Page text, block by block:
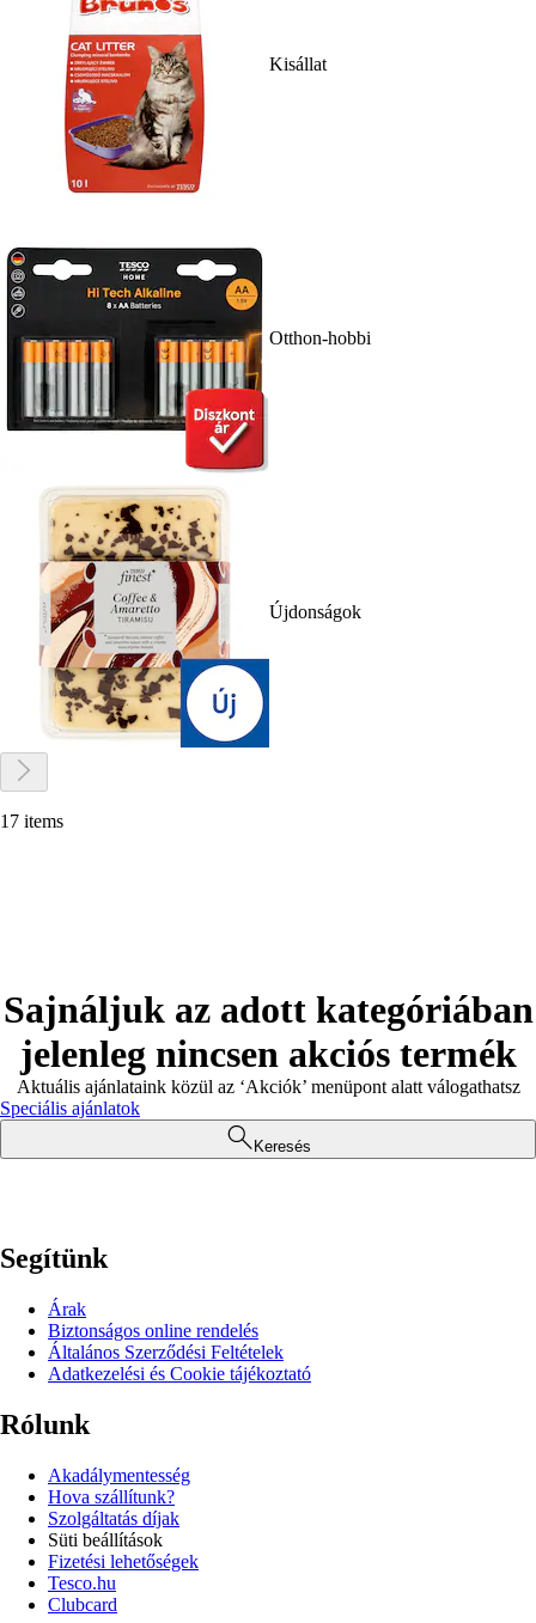
Kisállat
Otthon-hobbi
Újdonságok
17 items
Sajnáljuk az adott kategóriában
jelenleg nincsen akciós termék
Aktuális ajánlataink közül az ‘Akciók’ menüpont alatt válogathatsz
Speciális ajánlatok
Keresés
Segítünk
Árak
Biztonságos online rendelés
Általános Szerződési Feltételek
Adatkezelési és Cookie tájékoztató
Rólunk
Akadálymentesség
Hova szállítunk?
Szolgáltatás díjak
Süti beállítások
Fizetési lehetőségek
Tesco.hu
Clubcard